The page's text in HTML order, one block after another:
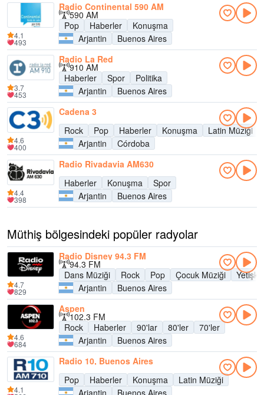
Radio Continental 590 AM
590 AM
Pop
Haberler
Konuşma
Arjantin
Buenos Aires
4.1
493
Radio La Red
910 AM
Haberler
Spor
Politika
Arjantin
Buenos Aires
3.7
453
Cadena 3
Rock
Pop Haberler Konuşma Latin Müziği
Arjantin
Córdoba
4.6
400
Radio Rivadavia AM630
Haberler
Konuşma
Spor
Arjantin
Buenos Aires
4.4
398
Müthiş bölgesindeki popüler radyolar
Radio Disney 94.3 FM
94.3 FM
Dans Müziği
Rock Pop Çocuk Müziği
Arjantin
Buenos Aires
4.7
829
Aspen
102.3 FM
Rock
Haberler 90'lar 80'ler
70'ler
Arjantin
Buenos Aires
4.6
684
Radio 10, Buenos Aires
Pop
Haberler Konuşma
Latin Müziği
Arjantin
Buenos Aires
4.1